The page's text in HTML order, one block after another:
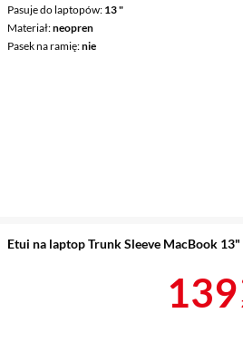
Pasuje do laptopów 13 "
Materiał neopren
Pasek na ramię nie
Etui na laptop Trunk Sleeve MacBook
139